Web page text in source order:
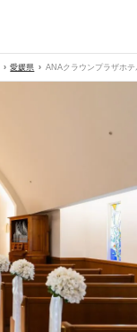
愛媛県 ANAクラウンプラザホ